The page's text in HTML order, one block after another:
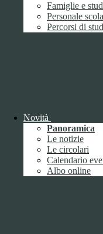
Famiglie e
Personale
Percorsi di
Novità
Panoramica
Le notizie
Le circolari
Calendario
Albo online
Performance